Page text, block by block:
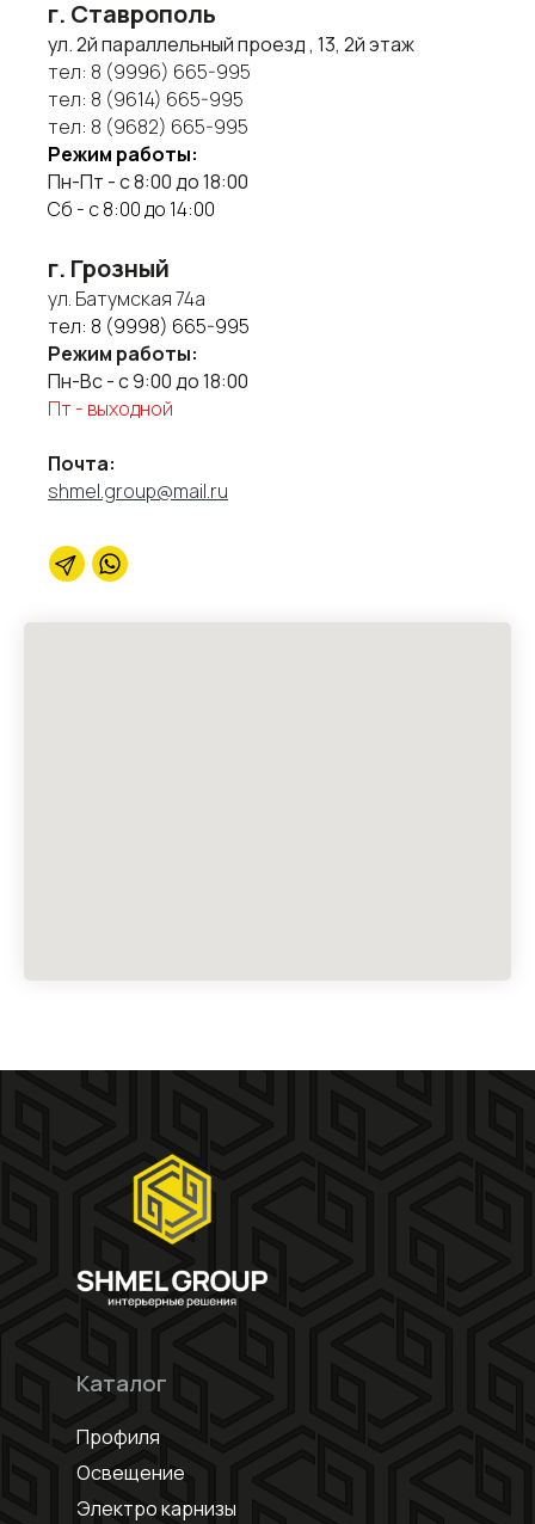
г. Ставрополь
ул. 2й параллельный проезд , 13, 2й этаж
тел: 8 (9996) 665-995
тел: 8 (9614) 665-995
тел: 8 (9682) 665-995
Режим работы:
Пн-Пт - с 8:00 до 18:00
Сб - с 8:00 до 14:00
г. Грозный
ул. Батумская 74а
тел: 8 (9998) 665-995
Режим работы:
Пн-Вс - с 9:00 до 18:00
Пт - выходной
Почта:
shmel.group@mail.ru
Каталог
Профиля
Освещение
Электро карнизы